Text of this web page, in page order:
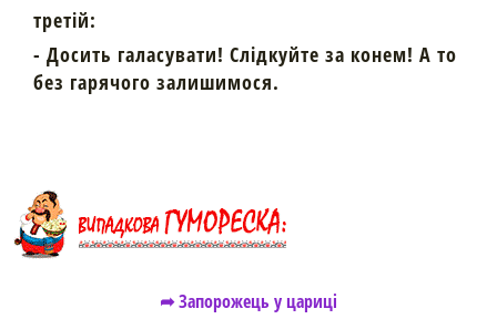
третій:
- Досить галасувати! Слідкуйте за конем! А то
без гарячого залишимося.
➦ Запорожець у цариці